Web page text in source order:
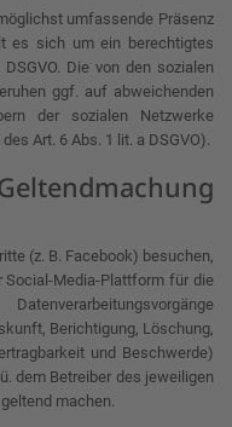
umfassende Präsenz
es sich um ein berechtigtes
Die von den sozialen
ggf. auf abweichenden
der sozialen Netzwerke
Art. 6 Abs. 1 lit. a DSGVO).
(z. B. Facebook) besuchen,
Social-Media-Plattform für die
Berichtigung, Löschung,
und Beschwerde)
dem Betreiber des jeweiligen
machen.